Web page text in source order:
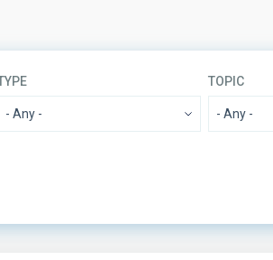
TOPIC
- Any -